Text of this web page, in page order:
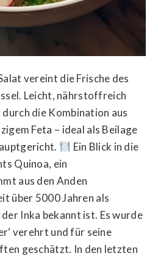
vereint die Frische des
Leicht, nährstoffreich
die Kombination aus
Feta – ideal als Beilage
Ein Blick in die
Quinoa, ein
aus den Anden
über 5000 Jahren als
Inka bekannt ist. Es wurde
verehrt und für seine
geschätzt. In den letzten